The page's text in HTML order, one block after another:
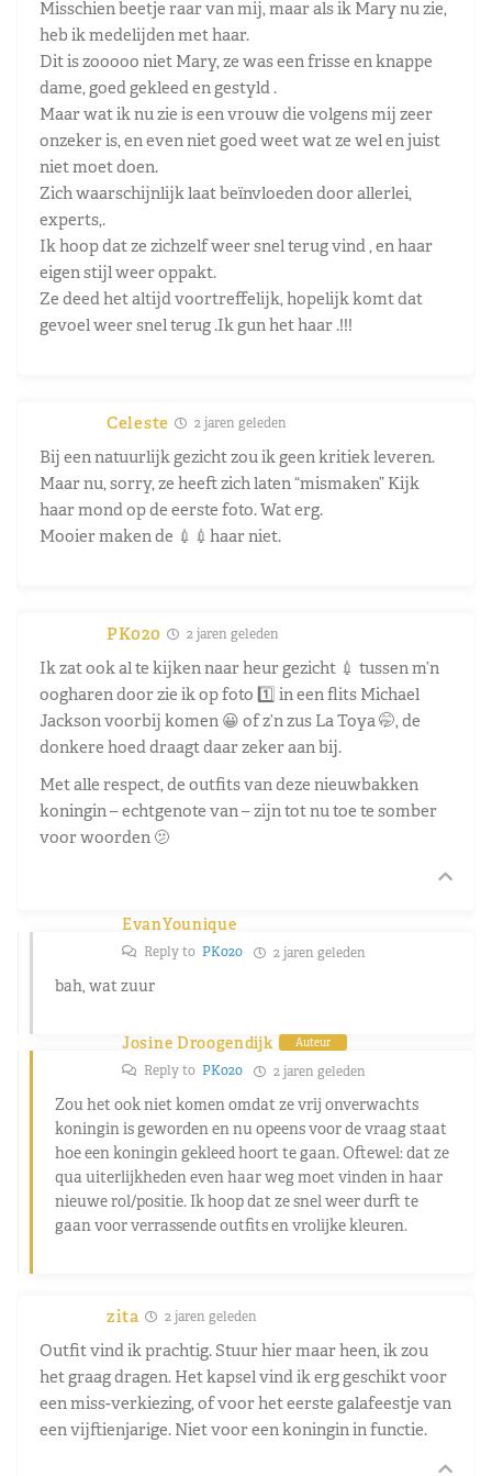
Misschien beetje raar van mij, maar als ik Mary nu zie,
heb ik medelijden met haar.
Dit is zooooo niet Mary, ze was een frisse en knappe
dame, goed gekleed en gestyld .
Maar wat ik nu zie is een vrouw die volgens mij zeer
onzeker is, en even niet goed weet wat ze wel en juist
niet moet doen.
Zich waarschijnlijk laat beïnvloeden door allerlei,
experts,.
Ik hoop dat ze zichzelf weer snel terug vind , en haar
eigen stijl weer oppakt.
Ze deed het altijd voortreffelijk, hopelijk komt dat
gevoel weer snel terug .Ik gun het haar .!!!
Celeste 2 jaren geleden
Bij een natuurlijk gezicht zou ik geen kritiek leveren.
Maar nu, sorry, ze heeft zich laten “mismaken” Kijk
haar mond op de eerste foto. Wat erg.
Mooier maken de 💉💉haar niet.
PK020 2 jaren geleden
Ik zat ook al te kijken naar heur gezicht 💉 tussen m’n
oogharen door zie ik op foto 1️⃣ in een flits Michael
Jackson voorbij komen 😀 of z’n zus La Toya 🤭, de
donkere hoed draagt daar zeker aan bij.
Met alle respect, de outfits van deze nieuwbakken
koningin – echtgenote van – zijn tot nu toe te somber
voor woorden 🫤
EvanYounique
Reply to PK020 2 jaren geleden
bah, wat zuur
Josine Droogendijk Auteur
Reply to PK020 2 jaren geleden
Zou het ook niet komen omdat ze vrij onverwachts
koningin is geworden en nu opeens voor de vraag staat
hoe een koningin gekleed hoort te gaan. Oftewel: dat ze
qua uiterlijkheden even haar weg moet vinden in haar
nieuwe rol/positie. Ik hoop dat ze snel weer durft te
gaan voor verrassende outfits en vrolijke kleuren.
zita 2 jaren geleden
Outfit vind ik prachtig. Stuur hier maar heen, ik zou
het graag dragen. Het kapsel vind ik erg geschikt voor
een miss-verkiezing, of voor het eerste galafeestje van
een vijftienjarige. Niet voor een koningin in functie.